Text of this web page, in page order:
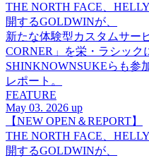
THE NORTH FACE、
開するGOLDWINが、
新たな体験型カスタムサー
CORNER」を栄・ラシック
SHINKNOWNSUKEらも参
レポート。
FEATURE
May 03. 2026 up
【NEW OPEN＆REPORT】
THE NORTH FACE、
開するGOLDWINが、